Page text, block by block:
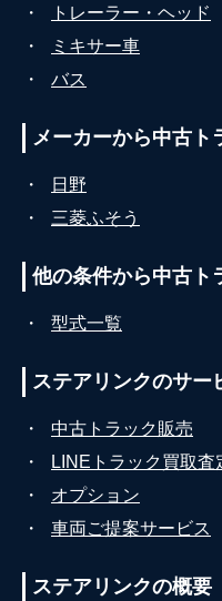
・
トレーラー・ヘッド
・
ミキサー車
・
バス
メーカーから中古ト
・ 日野
・
三菱ふそう
他の条件から中古ト
・ 型式一覧
ステアリンクのサー
・ 中古トラック販売
・
LINEトラック買取査
・
オプション
・
車両ご提案サービス
ステアリンクの概要